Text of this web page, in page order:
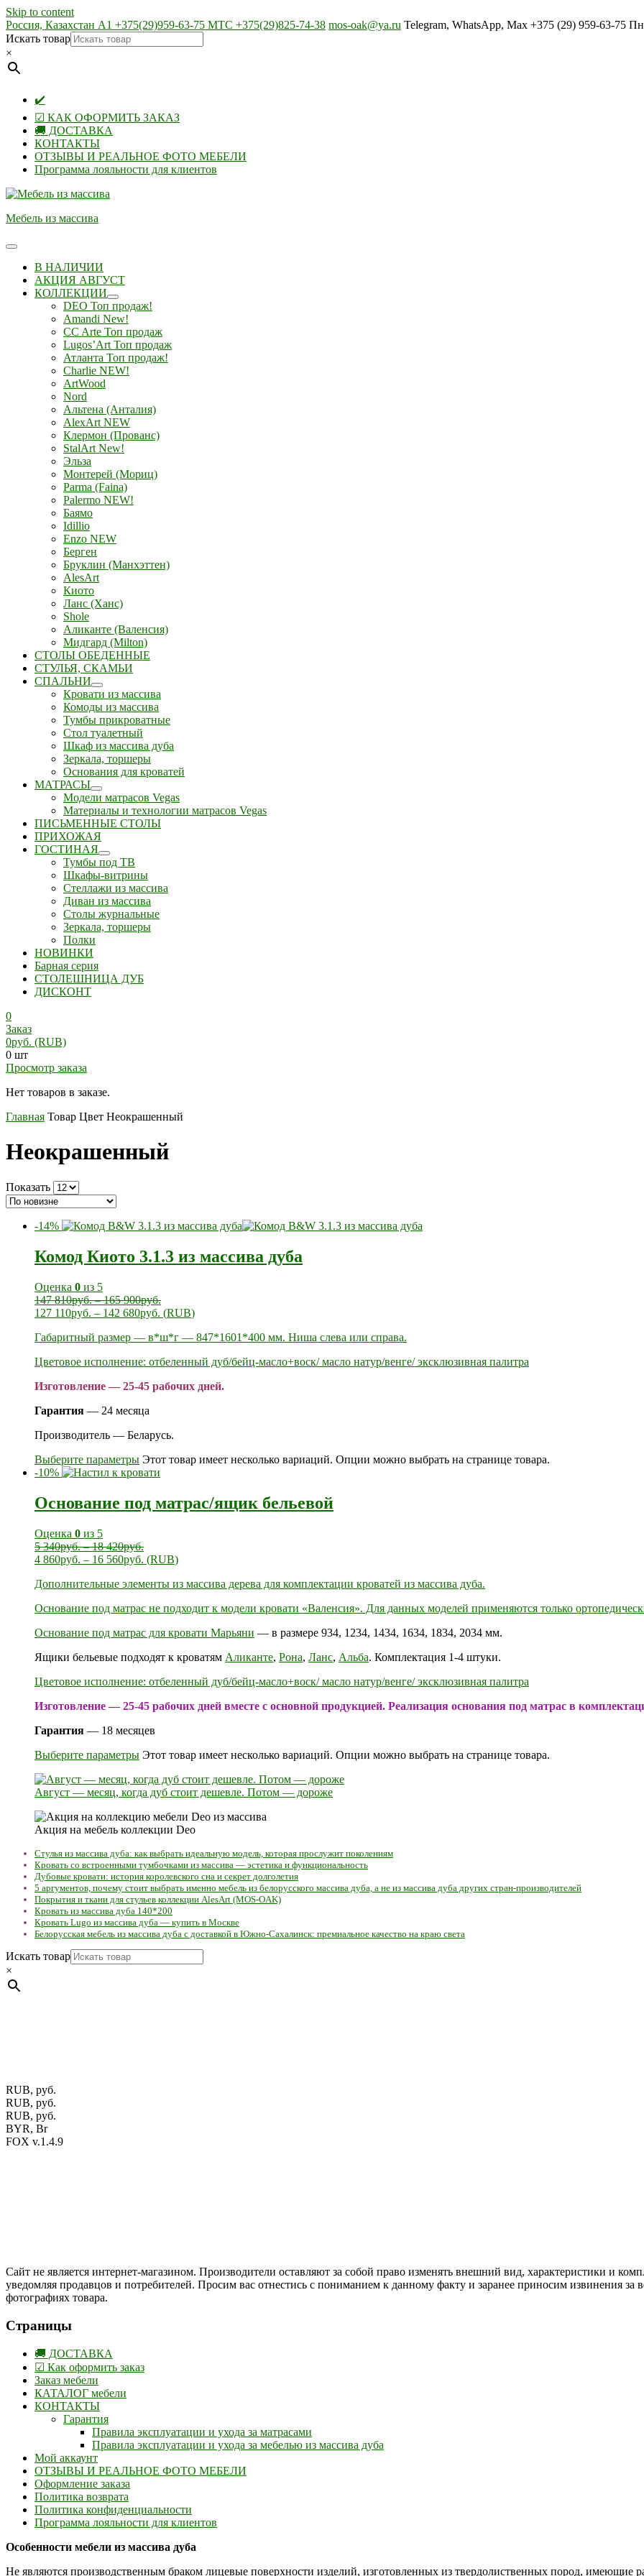
Skip to content
Россия, Казахстан А1 +375(29)959-63-75 МТС +375(29)825-74-38 mos-oak@ya.ru Telegram, WhatsApp, Max +375 (29) 959-63-75
Искать товар
×
✔️
☑ КАК ОФОРМИТЬ ЗАКАЗ
🚚 ДОСТАВКА
КОНТАКТЫ
ОТЗЫВЫ И РЕАЛЬНОЕ ФОТО МЕБЕЛИ
Программа лояльности для клиентов
Мебель из массива
В НАЛИЧИИ
АКЦИЯ АВГУСТ
КОЛЛЕКЦИИ
DEO Топ продаж!
Amandi New!
CC Arte Топ продаж
Lugos’Art Топ продаж
Атланта Топ продаж!
Charlie NEW!
ArtWood
Nord
Альтена (Анталия)
AlexArt NEW
Клермон (Прованс)
StalArt New!
Эльза
Монтерей (Мориц)
Parma (Faina)
Palermo NEW!
Баямо
Idillio
Enzo NEW
Берген
Бруклин (Манхэттен)
AlesArt
Киото
Ланс (Ханс)
Shole
Аликанте (Валенсия)
Мидгард (Milton)
СТОЛЫ ОБЕДЕННЫЕ
СТУЛЬЯ, СКАМЬИ
СПАЛЬНИ
Кровати из массива
Комоды из массива
Тумбы прикроватные
Стол туалетный
Шкаф из массива дуба
Зеркала, торшеры
Основания для кроватей
МАТРАСЫ
Модели матрасов Vegas
Материалы и технологии матрасов Vegas
ПИСЬМЕННЫЕ СТОЛЫ
ПРИХОЖАЯ
ГОСТИНАЯ
Тумбы под ТВ
Шкафы-витрины
Стеллажи из массива
Диван из массива
Столы журнальные
Зеркала, торшеры
Полки
НОВИНКИ
Барная серия
СТОЛЕШНИЦА ДУБ
ДИСКОНТ
0
Заказ
0руб. (RUB)
0 шт
Просмотр заказа
Нет товаров в заказе.
Главная Товар Цвет Неокрашенный
Неокрашенный
Показать
-14%
Комод Киото 3.1.3 из массива дуба
Оценка 0 из 5
147 810руб.–165 900руб.
127 110руб. – 142 680руб. (RUB)
Габаритный размер — в*ш*г — 847*1601*400 мм. Ниша слева или справа.
Цветовое исполнение: отбеленный дуб/бейц-масло+воск/ масло натур/венге/ эксклюзивная палитра
Изготовление — 25-45 рабочих дней.
Гарантия — 24 месяца
Производитель — Беларусь.
Выберите параметры Этот товар имеет несколько вариаций. Опции можно выбрать на странице товара.
-10%
Основание под матрас/ящик бельевой
Оценка 0 из 5
5 340руб.–18 420руб.
4 860руб. – 16 560руб. (RUB)
Дополнительные элементы из массива дерева для комплектации кроватей из массива дуба.
Основание под матрас не подходит к модели кровати «Валенсия». Для данных моделей применяются только
Основание под матрас для кровати Марьяни — в размере 934, 1234, 1434, 1634, 1834, 2034 мм.
Ящики бельевые подходят к кроватям Аликанте, Рона, Ланс, Альба. Комплектация 1-4 штуки.
Цветовое исполнение: отбеленный дуб/бейц-масло+воск/ масло натур/венге/ эксклюзивная палитра
Изготовление — 25-45 рабочих дней вместе с основной продукцией. Реализация основания под матрас в
Гарантия — 18 месяцев
Выберите параметры Этот товар имеет несколько вариаций. Опции можно выбрать на странице товара.
Август — месяц, когда дуб стоит дешевле. Потом — дороже
Акция на мебель коллекции Deo
Стулья из массива дуба: как выбрать идеальную модель, которая прослужит поколениям
Кровать со встроенными тумбочками из массива — эстетика и функциональность
Дубовые кровати: история королевского сна и секрет долголетия
5 аргументов, почему стоит выбрать именно мебель из белорусского массива дуба, а не из массива дуба других стран-производителей
Покрытия и ткани для стульев коллекции AlesArt (MOS-OAK)
Кровать из массива дуба 140*200
Кровать Lugo из массива дуба — купить в Москве
Белорусская мебель из массива дуба с доставкой в Южно-Сахалинск: премиальное качество на краю света
Искать товар
×
RUB, руб.
RUB, руб.
RUB, руб.
BYR, Br
FOX v.1.4.9
Сайт не является интернет-магазином. Производители оставляют за собой право изменять внешний вид, характеристики и
уведомляя продавцов и потребителей. Просим вас отнестись с пониманием к данному факту и заранее приносим извинения
фотографиях товара.
Страницы
🚚 ДОСТАВКА
☑ Как оформить заказ
Заказ мебели
КАТАЛОГ мебели
КОНТАКТЫ
Гарантия
Правила эксплуатации и ухода за матрасами
Правила эксплуатации и ухода за мебелью из массива дуба
Мой аккаунт
ОТЗЫВЫ И РЕАЛЬНОЕ ФОТО МЕБЕЛИ
Оформление заказа
Политика возврата
Политика конфиденциальности
Программа лояльности для клиентов
Особенности мебели из массива дуба
Не являются производственным браком лицевые поверхности изделий, изготовленных из твердолиственных пород, имеющие